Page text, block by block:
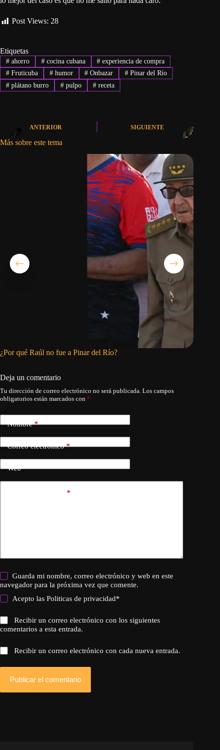
Post Views: 28
Etiquetas
#ahorro #cocina cubana # experiencia de compra
#Fruticuba #humor # Onbazar # Pinar del Río
#plátano burro #pulpo # receta
ANTERIOR SIGUIENTE
Más sobre este tema
¿Por qué Raúl no fue a Pinar del Río?
Deja un comentario
Tu dirección de correo electrónico no será publicada. Los campos
obligatorios están marcados con *
Nombre*
Correo electrónico*
Web
*
Guarda mi nombre, correo electrónico y web en este
navegador para la próxima vez que comente.
Acepto lasPoliticas de privacidad*
Recibir un correo electrónico con los siguientes
comentarios a esta entrada.
Recibir un correo electrónico con cada nueva entrada.
Publicar el comentario